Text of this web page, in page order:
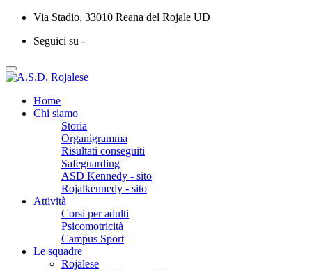
Via Stadio, 33010 Reana del Rojale UD
Seguici su -
Home
Chi siamo
Storia
Organigramma
Risultati conseguiti
Safeguarding
ASD Kennedy - sito
Rojalkennedy - sito
Attività
Corsi per adulti
Psicomotricità
Campus Sport
Le squadre
Rojalese